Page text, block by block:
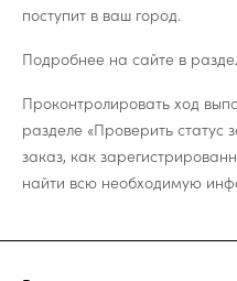
поступит в ваш город.
Подробнее на сайте в
Проконтролировать ход
разделе «Проверить статус
заказ, как
найти всю необходимую